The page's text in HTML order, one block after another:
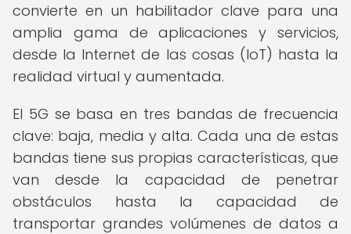
convierte en un habilitador clave para una
amplia gama de aplicaciones y servicios,
desde la Internet de las cosas (IoT) hasta la
realidad virtual y aumentada.
El 5G se basa en tres bandas de frecuencia
clave: baja, media y alta. Cada una de estas
bandas tiene sus propias características, que
van desde la capacidad de penetrar
obstáculos hasta la capacidad de
transportar grandes volúmenes de datos a